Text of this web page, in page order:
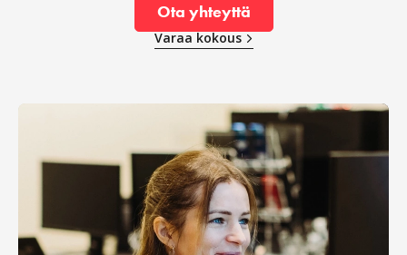
Ota yhteyttä
Varaa kokous